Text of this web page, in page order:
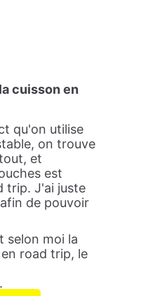
cuisson en
qu'on utilise
on trouve
et
est
trip. J'ai juste
afin de pouvoir
selon moi la
road trip, le